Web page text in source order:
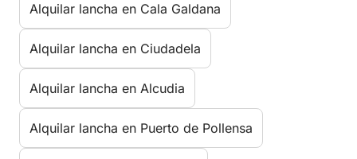
Alquilar lancha en Cala Galdana
Alquilar lancha en Ciudadela
Alquilar lancha en Alcudia
Alquilar lancha en Puerto de Pollensa